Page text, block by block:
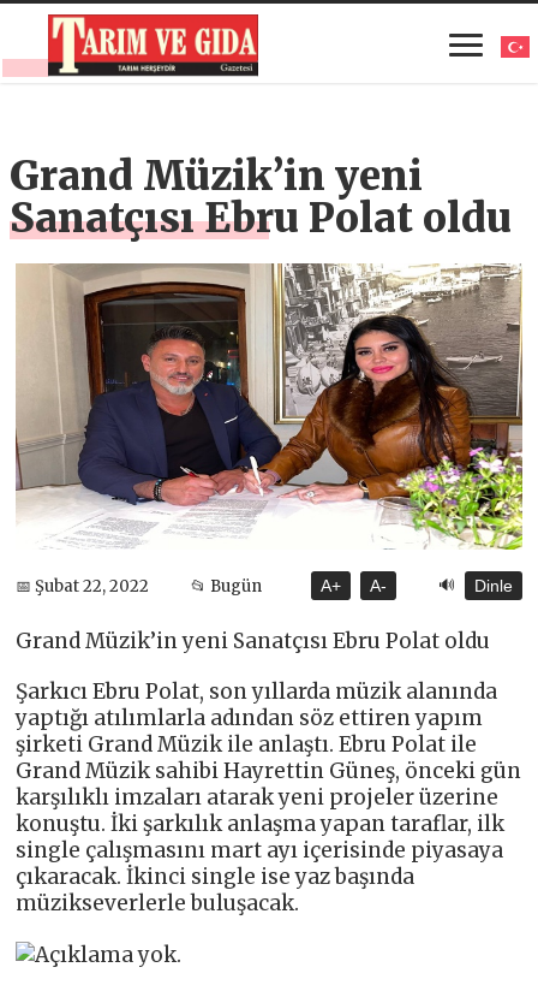
Grand Müzik’in yeni
Sanatçısı Ebru Polat oldu
📅 Şubat 22, 2022 📂 Bugün A+ A- 🔊 Dinle
Grand Müzik’in yeni Sanatçısı Ebru Polat oldu
Şarkıcı Ebru Polat, son yıllarda müzik alanında
yaptığı atılımlarla adından söz ettiren yapım
şirketi Grand Müzik ile anlaştı. Ebru Polat ile
Grand Müzik sahibi Hayrettin Güneş, önceki gün
karşılıklı imzaları atarak yeni projeler üzerine
konuştu. İki şarkılık anlaşma yapan taraflar, ilk
single çalışmasını mart ayı içerisinde piyasaya
çıkaracak. İkinci single ise yaz başında
müzikseverlerle buluşacak.